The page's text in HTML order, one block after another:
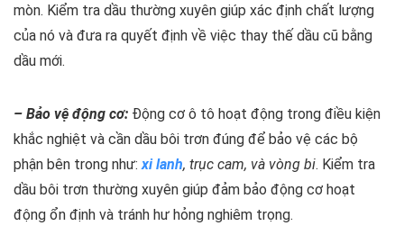
mòn. Kiểm tra dầu thường xuyên giúp xác định chất lượng
của nó và đưa ra quyết định về việc thay thế dầu cũ bằng
dầu mới.
– Bảo vệ động cơ: Động cơ ô tô hoạt động trong điều kiện
khắc nghiệt và cần dầu bôi trơn đúng để bảo vệ các bộ
phận bên trong như:xi lanh, trục cam, và vòng bi. Kiểm tra
dầu bôi trơn thường xuyên giúp đảm bảo động cơ hoạt
động ổn định và tránh hư hỏng nghiêm trọng.